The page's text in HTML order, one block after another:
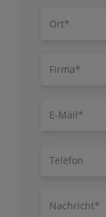
Ort
Firma
E-
Telefon
Nachricht/